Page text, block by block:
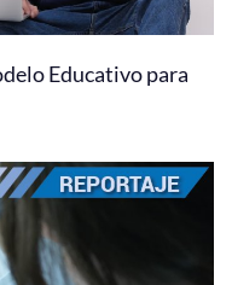
Educativo para